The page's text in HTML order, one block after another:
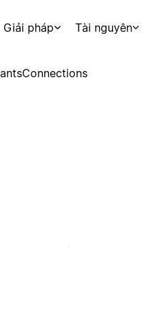
Giải pháp Tài nguyên
Connections